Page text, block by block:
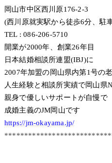
岡山市中区西川原176-2-3
(西川原就実駅から徒歩6分、駐
TEL : 086-206-5710
開業が2000年、創業26年目
日本結婚相談所連盟(IBJ)に
2007年加盟の岡山県内第1号の
人生経験と相談所実績で岡山県
親身で優しいサポートが自慢で
成婚主義のJM岡山です
https://jm-okayama.jp/